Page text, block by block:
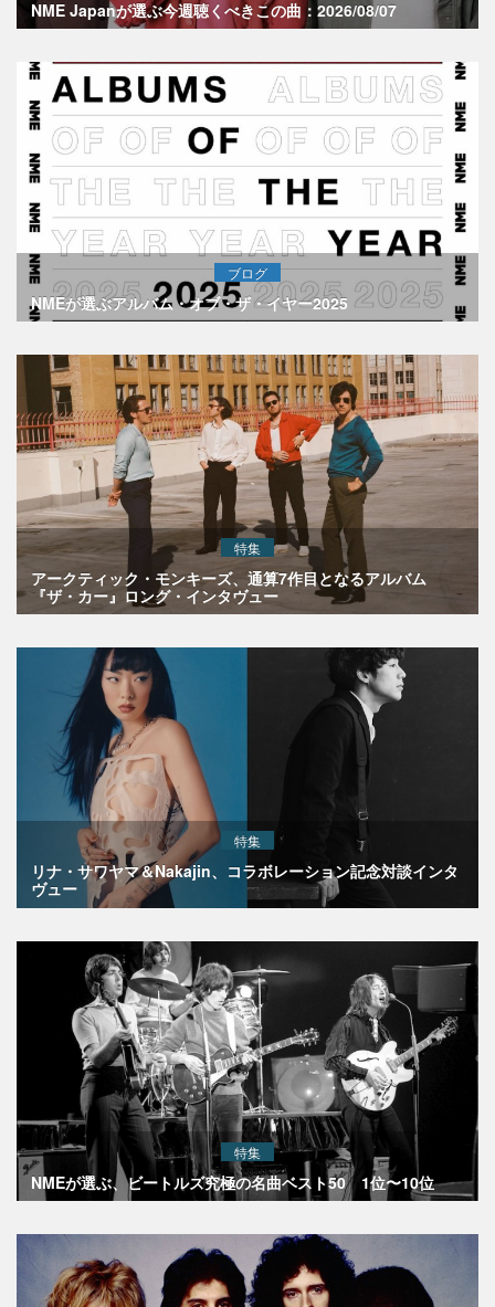
NME Japanが選ぶ今週聴くべきこの曲：2026/08/07
ブログ
NMEが選ぶアルバム・オブ・ザ・イヤー2025
特集
アークティック・モンキーズ、通算7作目となるアルバム
『ザ・カー』ロング・インタヴュー
特集
リナ・サワヤマ＆Nakajin、コラボレーション記念対談インタ
ヴュー
特集
NMEが選ぶ、ビートルズ究極の名曲ベスト50 1位〜10位